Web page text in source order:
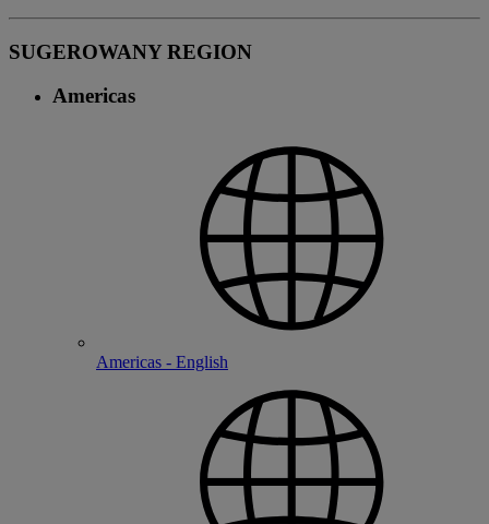
SUGEROWANY REGION
Americas
Americas - English